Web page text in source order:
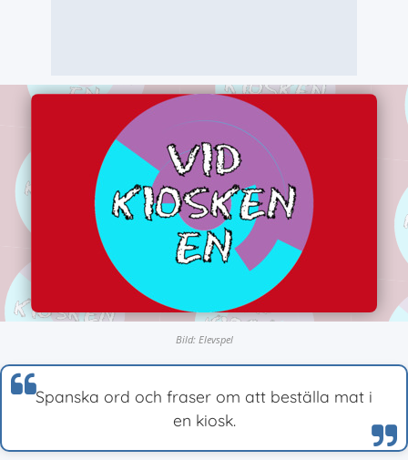
Bild: Elevspel
Spanska ord och fraser om att beställa mat i
en kiosk.